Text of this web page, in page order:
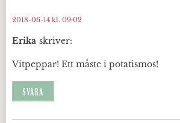
Erika skriver:
2018-06-14 kl. 09:02
Vitpeppar! Ett måste i potatismos!
SVARA